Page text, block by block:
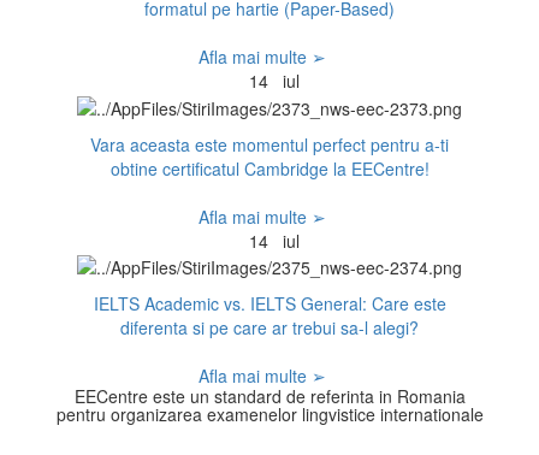
formatul pe hartie (Paper-Based)
Afla mai multe ➢
14 iul
Vara aceasta este momentul perfect pentru a-ti
obtine certificatul Cambridge la EECentre!
Afla mai multe ➢
14 iul
IELTS Academic vs. IELTS General: Care este
diferenta si pe care ar trebui sa-l alegi?
Afla mai multe ➢
EECentre este un standard de referinta in Romania
pentru organizarea examenelor lingvistice internationale